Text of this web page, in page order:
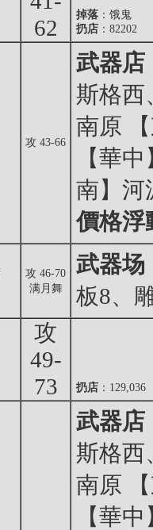
62
掉落 ： 饿鬼
扔店 ：82202
攻 43-66
武器店
斯格西
南原
【華
南】河
價格浮
攻 46-70
满月舞
武器场
板8、
攻
49-
73
扔店 ：129,036
武器店
斯格西
南原
【華